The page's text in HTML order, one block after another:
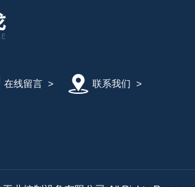
在线留言> 联系我们 >